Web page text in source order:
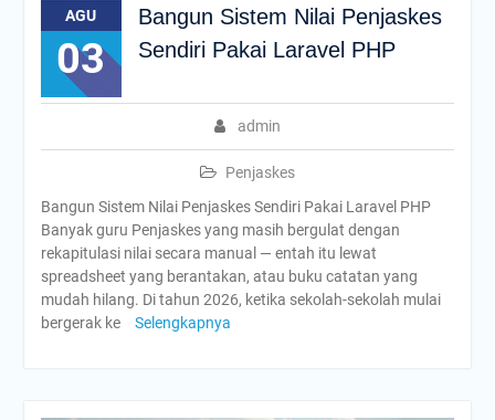
AGU
03
Bangun Sistem Nilai Penjaskes
Sendiri Pakai Laravel PHP
admin
Penjaskes
Bangun Sistem Nilai Penjaskes Sendiri Pakai Laravel PHP
Banyak guru Penjaskes yang masih bergulat dengan
rekapitulasi nilai secara manual — entah itu lewat
spreadsheet yang berantakan, atau buku catatan yang
mudah hilang. Di tahun 2026, ketika sekolah-sekolah mulai
bergerak ke
Selengkapnya